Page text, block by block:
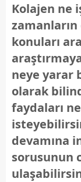
Kolajen ne
konuları
neye yarar
olarak
faydaları
devamına
sorusunun